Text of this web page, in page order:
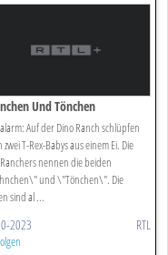
Und Tönchen
Auf der Dino Ranch schlüpfen
zwei T-Rex-Babys aus einem Ei. Die
nennen die beiden
und \"Tönchen\". Die
sind al ...
2023 RTL